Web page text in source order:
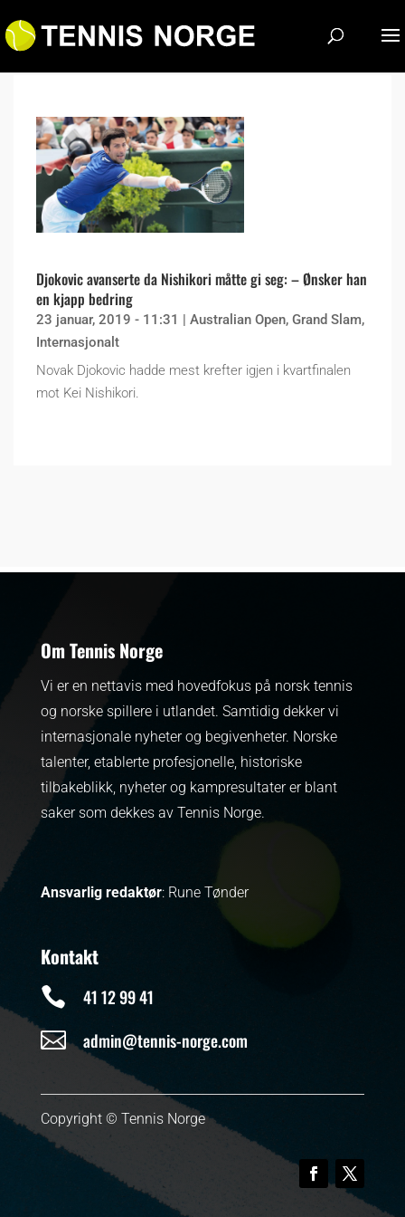
Djokovic avanserte da Nishikori måtte gi seg: – Ønsker han
en kjapp bedring
23 januar, 2019 - 11:31 | Australian Open, Grand Slam,
Internasjonalt
Novak Djokovic hadde mest krefter igjen i kvartfinalen
mot Kei Nishikori.
Om Tennis Norge
Vi er en nettavis med hovedfokus på norsk tennis
og norske spillere i utlandet. Samtidig dekker vi
internasjonale nyheter og begivenheter. Norske
talenter, etablerte profesjonelle, historiske
tilbakeblikk, nyheter og kampresultater er blant
saker som dekkes av Tennis Norge.
Ansvarlig redaktør: Rune Tønder
Kontakt
 41 12 99 41
 admin@tennis-norge.com
Copyright © Tennis Norge